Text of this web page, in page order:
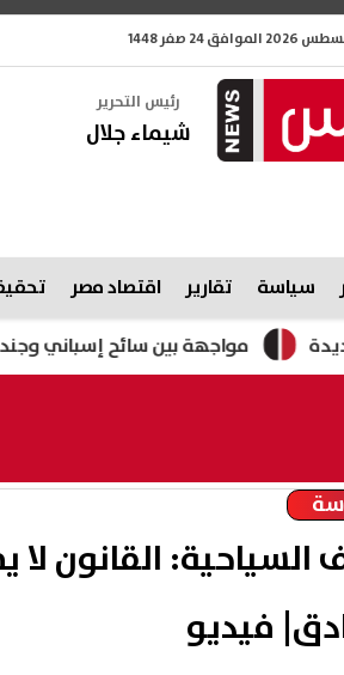
رئيس التحرير
شيماء جلال
سياسة تقارير اقتصاد مصر
بين سائح إسباني وجندي إسرائيلي
السياحية: القانون
فيديو